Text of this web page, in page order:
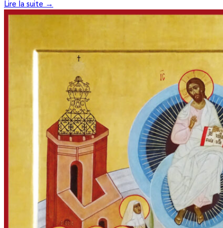
Lire la suite →